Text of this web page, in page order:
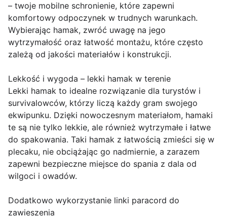
– twoje mobilne schronienie, które zapewni
komfortowy odpoczynek w trudnych warunkach.
Wybierając hamak, zwróć uwagę na jego
wytrzymałość oraz łatwość montażu, które często
zależą od jakości materiałów i konstrukcji.
Lekkość i wygoda – lekki hamak w terenie
Lekki hamak to idealne rozwiązanie dla turystów i
survivalowców, którzy liczą każdy gram swojego
ekwipunku. Dzięki nowoczesnym materiałom, hamaki
te są nie tylko lekkie, ale również wytrzymałe i łatwe
do spakowania. Taki hamak z łatwością zmieści się w
plecaku, nie obciążając go nadmiernie, a zarazem
zapewni bezpieczne miejsce do spania z dala od
wilgoci i owadów.
Dodatkowo wykorzystanie linki paracord do
zawieszenia